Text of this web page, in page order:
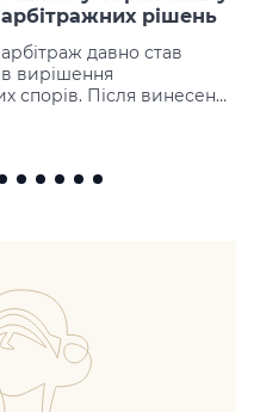
рішень
давно став
вирішення
спорів. Після винесення
нерідко виникають
виконання іноземних